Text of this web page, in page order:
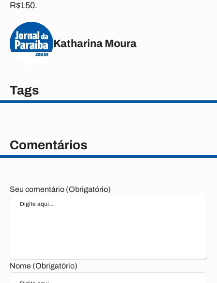
R$150.
Katharina Moura
Tags
Comentários
Seu comentário (Obrigatório)
Nome (Obrigatório)